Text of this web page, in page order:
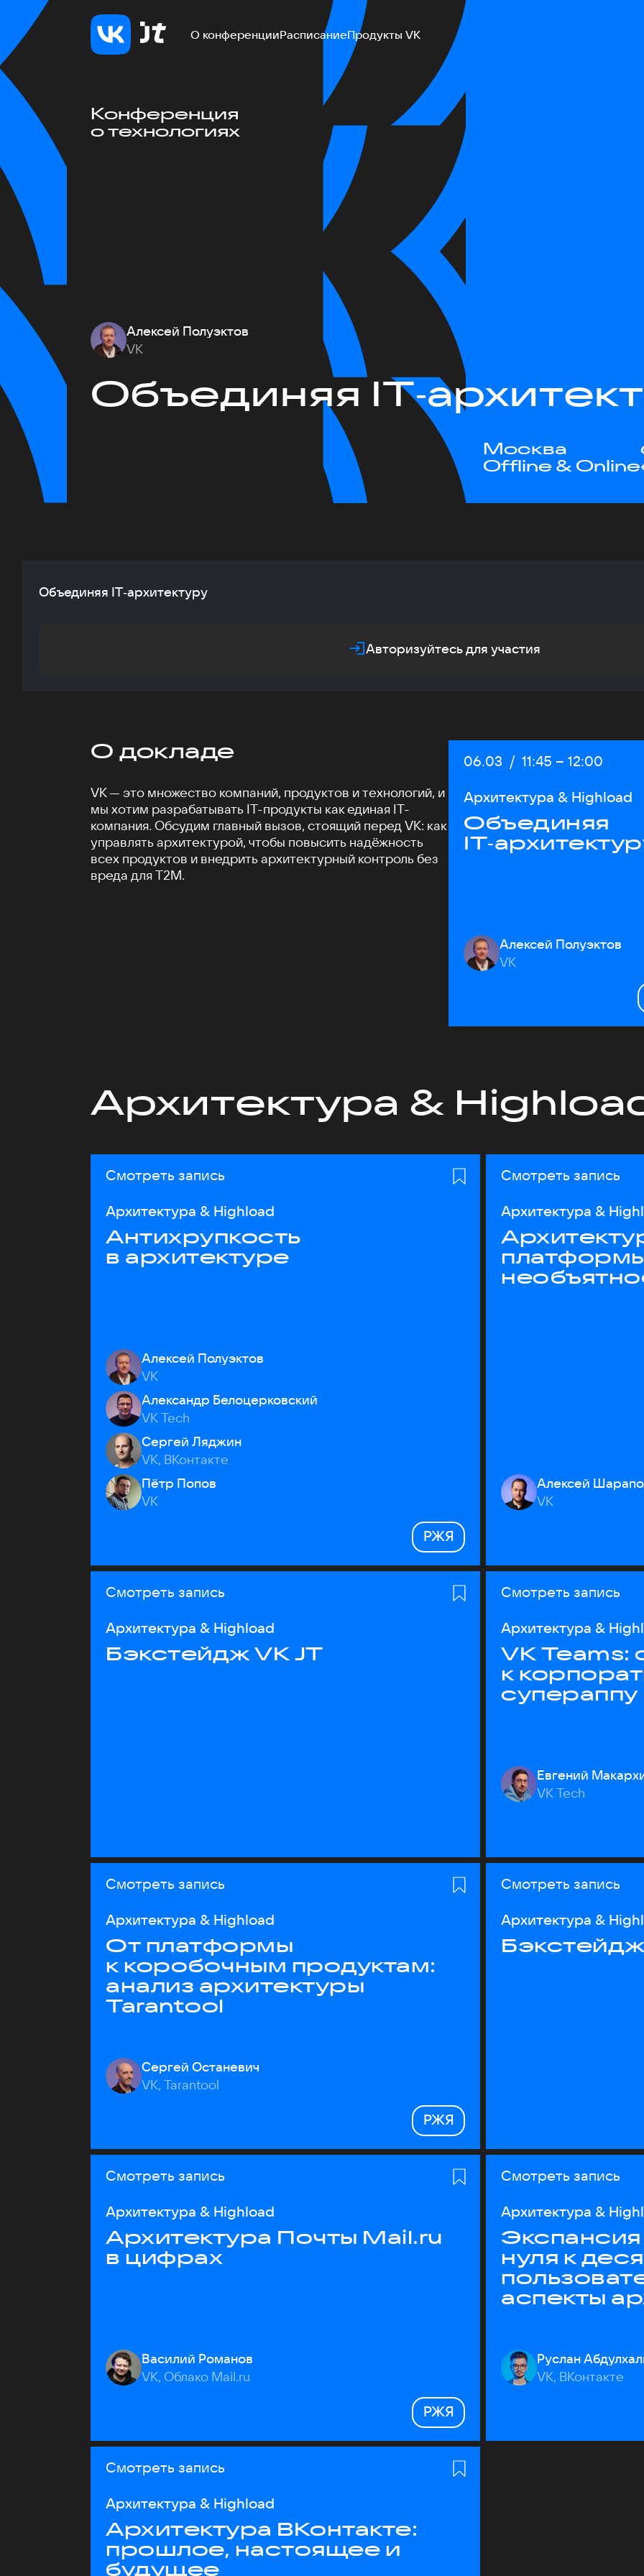
О конференцииРасписаниеПродукты VK
Конференция
о технологиях
Алексей Полуэктов
VK
Объединяя
Москва
Offline & Online
Объединяя IT‑архитектуру
Авторизуйтесь для участия
О докладе
VK — это множество компаний, продуктов и технологий, и
мы хотим разрабатывать IT-продукты как единая IT-
компания. Обсудим главный вызов, стоящий перед VK: как
управлять архитектурой, чтобы повысить надёжность
всех продуктов и внедрить архитектурный контроль без
вреда для T2M.
Дата:
06.03 / Начало:
11:45 – Конец:
12:00
Архитектура & Highload
Объединяя
Алексей Полуэктов
VK
Архитектура &
Смотреть запись
Архитектура & Highload
Антихрупкость
в архитектуре
Алексей Полуэктов
VK
Александр Белоцерковский
VK Tech
Сергей Ляджин
VK, ВКонтакте
Пётр Попов
VK
РЖЯ
Смотреть запись
Архитектура &
Алексей
VK
Смотреть запись
Архитектура & Highload
Бэкстейдж VK JT
Смотреть запись
Архитектура &
VK
к
супераппу
Евгений
VK Tech
Смотреть запись
Архитектура & Highload
От платформы
к коробочным продуктам:
анализ архитектуры
Tarantool
Сергей Останевич
VK, Tarantool
РЖЯ
Смотреть запись
Архитектура &
Бэкстейдж
Смотреть запись
Архитектура & Highload
Архитектура Почты Mail.ru
в цифрах
Василий Романов
VK, Облако Mail.ru
РЖЯ
Смотреть запись
Архитектура &
нуля к
аспекты
Руслан
VK, ВКонтакте
Смотреть запись
Архитектура & Highload
Архитектура ВКонтакте:
прошлое, настоящее и
будущее